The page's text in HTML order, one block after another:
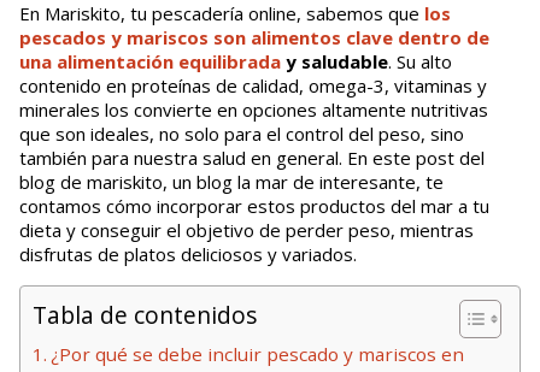
En Mariskito, tu pescadería online, sabemos que los
pescados y mariscos son alimentos clave dentro de
una alimentación equilibrada y saludable. Su alto
contenido en proteínas de calidad, omega-3, vitaminas y
minerales los convierte en opciones altamente nutritivas
que son ideales, no solo para el control del peso, sino
también para nuestra salud en general. En este post del
blog de mariskito, un blog la mar de interesante, te
contamos cómo incorporar estos productos del mar a tu
dieta y conseguir el objetivo de perder peso, mientras
disfrutas de platos deliciosos y variados.
Tabla de contenidos
¿Por qué se debe incluir pescado y mariscos en